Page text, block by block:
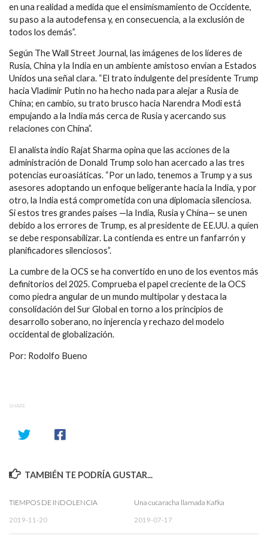
en una realidad a medida que el ensimismamiento de Occidente,
su paso a la autodefensa y, en consecuencia, a la exclusión de
todos los demás”.
Según The Wall Street Journal, las imágenes de los líderes de
Rusia, China y la India en un ambiente amistoso envían a Estados
Unidos una señal clara. “El trato indulgente del presidente Trump
hacia Vladímir Putin no ha hecho nada para alejar a Rusia de
China; en cambio, su trato brusco hacia Narendra Modi está
empujando a la India más cerca de Rusia y acercando sus
relaciones con China”.
El analista indio Rajat Sharma opina que las acciones de la
administración de Donald Trump solo han acercado a las tres
potencias euroasiáticas. “Por un lado, tenemos a Trump y a sus
asesores adoptando un enfoque beligerante hacia la India, y por
otro, la India está comprometida con una diplomacia silenciosa.
Si estos tres grandes países —la India, Rusia y China— se unen
debido a los errores de Trump, es al presidente de EE.UU. a quien
se debe responsabilizar. La contienda es entre un fanfarrón y
planificadores silenciosos”.
La cumbre de la OCS se ha convertido en uno de los eventos más
definitorios del 2025. Comprueba el papel creciente de la OCS
como piedra angular de un mundo multipolar y destaca la
consolidación del Sur Global en torno a los principios de
desarrollo soberano, no injerencia y rechazo del modelo
occidental de globalización.
Por: Rodolfo Bueno
SHARE
TAMBIÉN TE PODRÍA GUSTAR...
TIEMPOS DE INDOLENCIA
2019-11-20
Una cucaracha llamada Kafka
2019-07-17